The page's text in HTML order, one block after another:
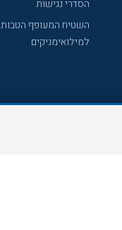
הסדרי נגישות
השטיח המעופף הטבות
למילואימניקים